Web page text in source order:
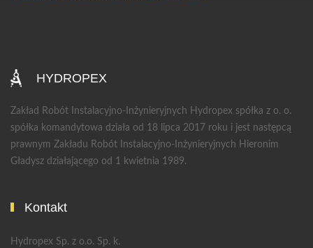
HYDROPEX
Zakład Robót Instalacyjno-Inżynieryjnych Hydropex spółka z o. o.
spółka komandytowa działa od 18 lipca 2017 roku i jest następcą
prawnym Zakładu Robót Instalacyjno-Inżynieryjnych Hieronim
Gładysz działającego od 1 kwietnia 1989.
Kontakt
Hydropex Sp. z o.o. Sp. k.